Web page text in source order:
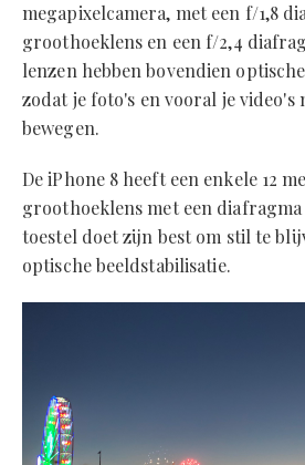
megapixelcamera, met een f/1,8
groothoeklens en een f/2,4
lenzen hebben bovendien
zodat je foto's en vooral je video's
bewegen.
De iPhone 8 heeft een enkele 12
groothoeklens met een
toestel doet zijn best om stil te
optische beeldstabilisatie.